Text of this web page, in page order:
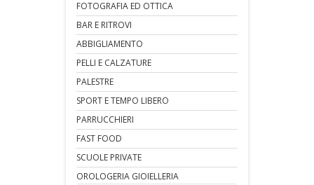
FOTOGRAFIA ED OTTICA
BAR E RITROVI
ABBIGLIAMENTO
PELLI E CALZATURE
PALESTRE
SPORT E TEMPO LIBERO
PARRUCCHIERI
FAST FOOD
SCUOLE PRIVATE
OROLOGERIA GIOIELLERIA